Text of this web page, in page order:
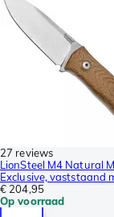
27 reviews
LionSteel M4 Natural
Exclusive, vaststaand
€ 204,95
Op voorraad